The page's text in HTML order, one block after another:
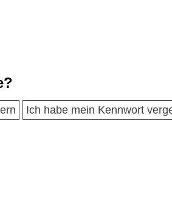
Ich habe mein Kennwort